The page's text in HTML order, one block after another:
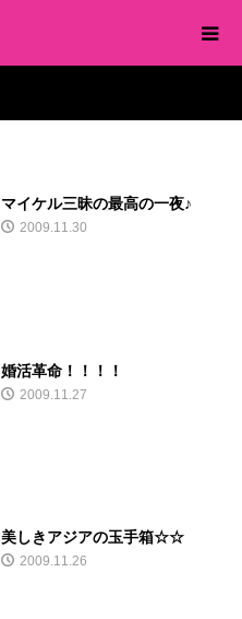
マイケル三昧の最高の一夜♪
2009.11.30
婚活革命！！！！
2009.11.27
美しきアジアの玉手箱☆☆
2009.11.26